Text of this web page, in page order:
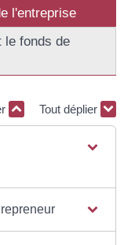
l'entreprise
le fonds de
Tout déplier